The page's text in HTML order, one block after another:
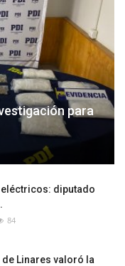
para
diputado
84
Linares valoró la